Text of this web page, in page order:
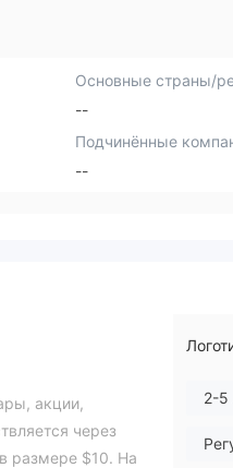
Основные страны/
--
Подчинённые
--
акции,
через
размере $10. На
2-5